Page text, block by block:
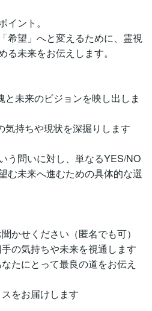
ント。
希望」へと変えるために、霊視
る未来をお伝えします。
未来のビジョンを映し出しま
持ちや現状を深掘りします
う問いに対し、単なるYES/NO
む未来へ進むための具体的な選
かせください（匿名でも可）
の気持ちや未来を視通します
たにとって最良の道をお伝え
をお届けします